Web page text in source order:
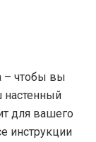
– чтобы вы
настенный
для вашего
инструкции